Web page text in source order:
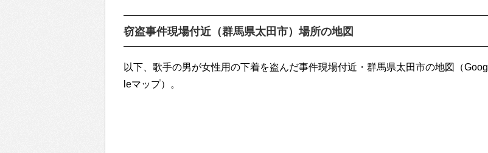
窃盗事件現場付近（群馬県太田市）場所の地図
以下、歌手の男が女性用の下着を盗んだ事件現場付近・群馬県太田市の地図（Goog
leマップ）。